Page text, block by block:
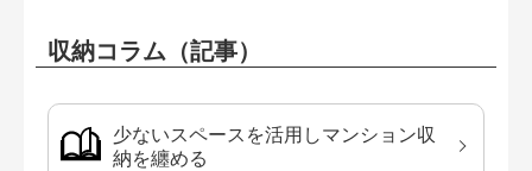
収納コラム（記事）
少ないスペースを活用しマンション収
納を纏める